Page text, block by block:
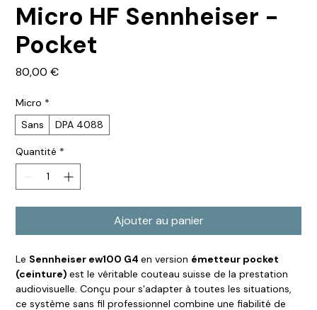
Micro HF Sennheiser -
Pocket
80,00 €Prix
Micro *
Sans
DPA 4088
Quantité *
Ajouter au panier
Le Sennheiser ew100 G4en version émetteur pocket
(ceinture)est le véritable couteau suisse de la prestation
audiovisuelle. Conçu pour s'adapter à toutes les situations,
ce système sans fil professionnel combine une fiabilité de